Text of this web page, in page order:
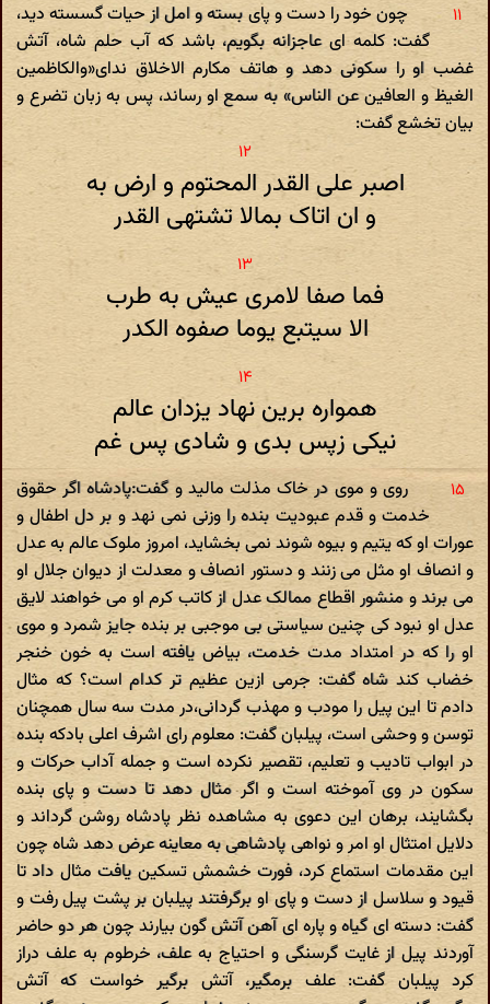
چون خود را دست و پای بسته و امل از حیات گسسته دید،
گفت: کلمه ای عاجزانه بگویم، باشد که آب حلم شاه، آتش
غضب او را سکونی دهد و هاتف مکارم الاخلاق ندای«والکاظمین
الغیظ و العافین عن الناس» به سمع او رساند، پس به زبان تضرع و
بیان تخشع گفت:
اصبر علی القدر المحتوم و ارض به
و ان اتاک بمالا تشتهی القدر
فما صفا لامری عیش به طرب
الا سیتبع یوما صفوه الکدر
همواره برین نهاد یزدان عالم
نیکی زپس بدی و شادی پس غم
روی و موی در خاک مذلت مالید و گفت:پادشاه اگر حقوق
خدمت و قدم عبودیت بنده را وزنی نمی نهد و بر دل اطفال و
عورات او که یتیم و بیوه شوند نمی بخشاید، امروز ملوک عالم به عدل
و انصاف او مثل می زنند و دستور انصاف و معدلت از دیوان جلال او
می برند و منشور اقطاع ممالک عدل از کاتب کرم او می خواهند لایق
عدل او نبود کی چنین سیاستی بی موجبی بر بنده جایز شمرد و موی
او را که در امتداد مدت خدمت، بیاض یافته است به خون خنجر
خضاب کند شاه گفت: جرمی ازین عظیم تر کدام است؟ که مثال
دادم تا این پیل را مودب و مهذب گردانی،در مدت سه سال همچنان
توسن و وحشی است، پیلبان گفت: معلوم رای اشرف اعلی بادکه بنده
در ابواب تادیب و تعلیم، تقصیر نکرده است و جمله آداب حرکات و
سکون در وی آموخته است و اگر مثال دهد تا دست و پای بنده
بگشایند، برهان این دعوی به مشاهده نظر پادشاه روشن گرداند و
دلایل امتثال او امر و نواهی پادشاهی به معاینه عرض دهد شاه چون
این مقدمات استماع کرد، فورت خشمش تسکین یافت مثال داد تا
قیود و سلاسل از دست و پای او برگرفتند پیلبان بر پشت پیل رفت و
گفت: دسته ای گیاه و پاره ای آهن آتش گون بیارند چون هر دو حاضر
آوردند پیل از غایت گرسنگی و احتیاج به علف، خرطوم به علف دراز
کرد پیلبان گفت: علف برمگیر، آتش برگیر خواست که آتش